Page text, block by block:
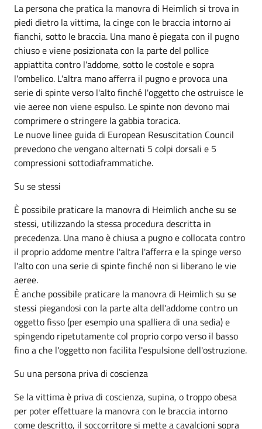
La persona che pratica la manovra di Heimlich si trova in
piedi dietro la vittima, la cinge con le braccia intorno ai
fianchi, sotto le braccia. Una mano è piegata con il pugno
chiuso e viene posizionata con la parte del pollice
appiattita contro l'addome, sotto le costole e sopra
l'ombelico. L'altra mano afferra il pugno e provoca una
serie di spinte verso l'alto finché l'oggetto che ostruisce le
vie aeree non viene espulso. Le spinte non devono mai
comprimere o stringere la gabbia toracica.
Le nuove linee guida di European Resuscitation Council
prevedono che vengano alternati 5 colpi dorsali e 5
compressioni sottodiaframmatiche.
Su se stessi
È possibile praticare la manovra di Heimlich anche su se
stessi, utilizzando la stessa procedura descritta in
precedenza. Una mano è chiusa a pugno e collocata contro
il proprio addome mentre l'altra l'afferra e la spinge verso
l'alto con una serie di spinte finché non si liberano le vie
aeree.
È anche possibile praticare la manovra di Heimlich su se
stessi piegandosi con la parte alta dell'addome contro un
oggetto fisso (per esempio una spalliera di una sedia) e
spingendo ripetutamente col proprio corpo verso il basso
fino a che l'oggetto non facilita l'espulsione dell'ostruzione.
Su una persona priva di coscienza
Se la vittima è priva di coscienza, supina, o troppo obesa
per poter effettuare la manovra con le braccia intorno
come descritto, il soccorritore si mette a cavalcioni sopra